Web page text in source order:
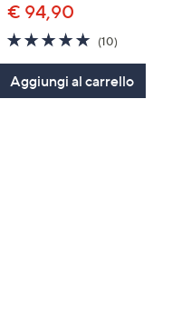
€ 94,90
4.8
of
Stars
(10)10
Aggiungi al carrello